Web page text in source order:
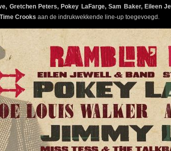
Gretchen Peters, Pokey LaFarge, Sam Baker, Eileen
Crooks aan de indrukwekkende line-up toegevoegd.